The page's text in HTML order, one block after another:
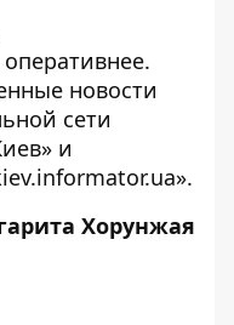
новости
сети
и
.
Хорунжая